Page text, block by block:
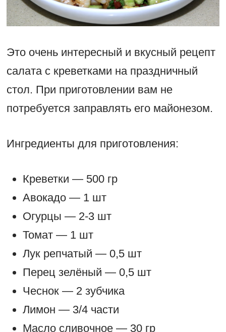
Это очень интересный и вкусный рецепт
салата с креветками на праздничный
стол. При приготовлении вам не
потребуется заправлять его майонезом.
Ингредиенты для приготовления:
Креветки — 500 гр
Авокадо — 1 шт
Огурцы — 2-3 шт
Томат — 1 шт
Лук репчатый — 0,5 шт
Перец зелёный — 0,5 шт
Чеснок — 2 зубчика
Лимон — 3/4 части
Масло сливочное — 30 гр